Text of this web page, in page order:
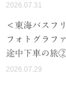
2026.07.31
＜東海バスフ
フォトグラフ
途中下車の旅
2026.07.29